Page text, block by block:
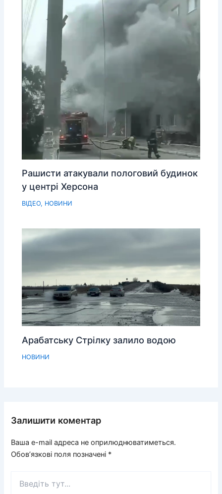
Рашисти атакували пологовий будинок
у центрі Херсона
ВІДЕО, НОВИНИ
Арабатську Стрілку залило водою
НОВИНИ
Залишити коментар
Ваша e-mail адреса не оприлюднюватиметься.
Обов’язкові поля позначені *
тут...